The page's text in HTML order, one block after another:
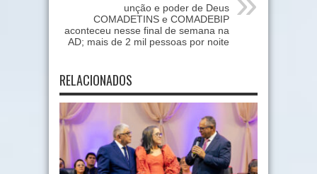
unção e poder de Deus
COMADETINS e COMADEBIP
aconteceu nesse final de semana na
AD; mais de 2 mil pessoas por noite
RELACIONADOS